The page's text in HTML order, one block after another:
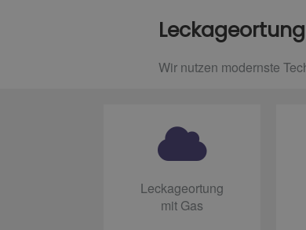
Leckageortung
Wir nutzen modernste
Leckageortung
mit Gas